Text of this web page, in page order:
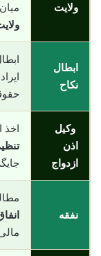
ولایت
ابطال
نکاح
وکیل
اذن
ازدواج
اخذ
نفقه